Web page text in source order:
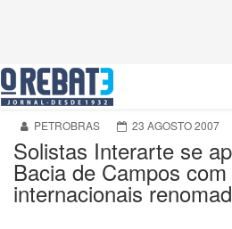
PETROBRAS 23 AGOSTO 2007
Solistas Interarte se
Bacia de Campos
internacionais